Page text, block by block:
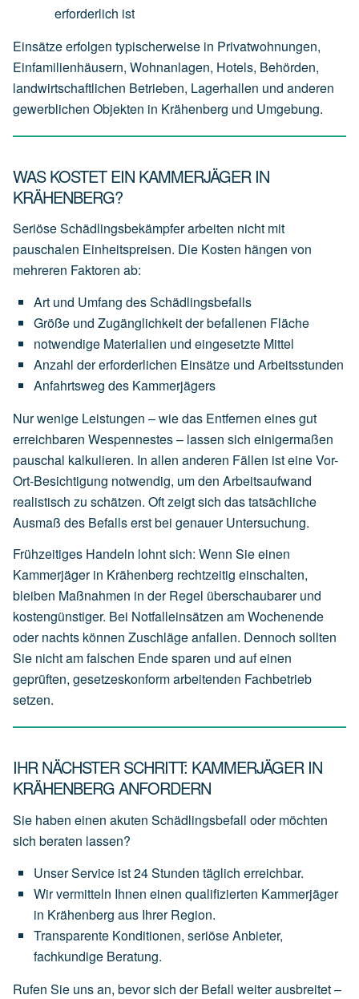
erforderlich ist
Einsätze erfolgen typischerweise in Privatwohnungen,
Einfamilienhäusern, Wohnanlagen, Hotels, Behörden,
landwirtschaftlichen Betrieben, Lagerhallen und anderen
gewerblichen Objekten in Krähenberg und Umgebung.
WAS KOSTET EIN KAMMERJÄGER IN
KRÄHENBERG?
Seriöse Schädlingsbekämpfer arbeiten nicht mit
pauschalen Einheitspreisen. Die Kosten hängen von
mehreren Faktoren ab:
Art und Umfang desSchädlingsbefalls
Größe und Zugänglichkeitderbefallenen Fläche
notwendige Materialien und eingesetzte Mittel
Anzahl dererforderlichen Einsätze und Arbeitsstunden
Anfahrtsweg des Kammerjägers
Nur wenige Leistungen – wie das Entfernen eines gut
erreichbaren Wespennestes – lassen sich einigermaßen
pauschal kalkulieren. In allen anderen Fällen ist eine Vor-
Ort-Besichtigung notwendig, um den Arbeitsaufwand
realistisch zu schätzen. Oft zeigt sich das tatsächliche
Ausmaß des Befalls erst bei genauer Untersuchung.
Frühzeitiges Handeln lohnt sich: Wenn Sie einen
Kammerjäger in Krähenberg rechtzeitig einschalten,
bleiben Maßnahmen in der Regel überschaubarer und
kostengünstiger. Bei Notfalleinsätzen am Wochenende
oder nachts können Zuschläge anfallen. Dennoch sollten
Sie nicht am falschen Ende sparen und auf einen
geprüften, gesetzeskonform arbeitenden Fachbetrieb
setzen.
IHR NÄCHSTER SCHRITT: KAMMERJÄGER IN
KRÄHENBERG ANFORDERN
Sie haben einen akuten Schädlingsbefall oder möchten
sich beraten lassen?
UnserService ist24 Stunden täglich erreichbar.
Wirvermitteln Ihnen einen qualifizierten Kammerjäger
in Krähenberg aus Ihrer Region.
Transparente Konditionen, seriöseAnbieter,
fachkundige Beratung.
Rufen Sie uns an, bevor sich der Befall weiter ausbreitet –